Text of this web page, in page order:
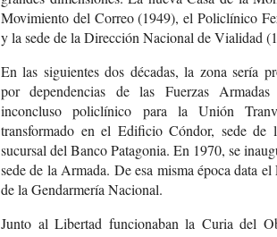
Movimiento del Correo (1949), el Policlínico
y la sede de la Dirección Nacional de Vialidad
En las siguientes dos décadas, la zona sería
por dependencias de las Fuerzas
inconcluso policlínico para la Unión
transformado en el Edificio Cóndor, sede de
sucursal del Banco Patagonia. En 1970, se
sede de la Armada. De esa misma época data
de la Gendarmería Nacional.
Junto al Libertad funcionaban la Curia del